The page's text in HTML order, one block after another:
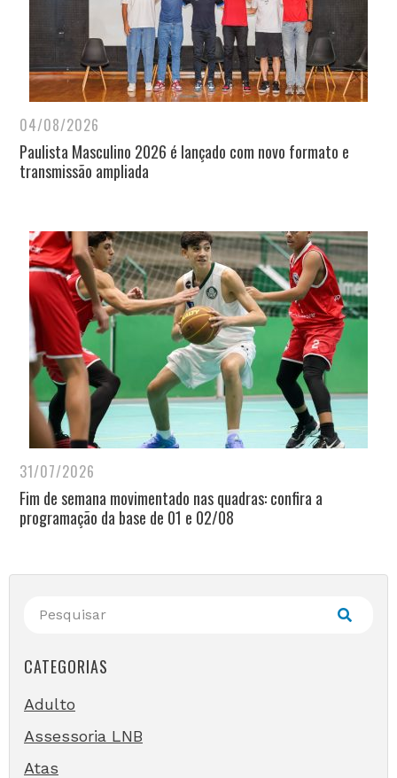
04/08/2026
Paulista Masculino 2026 é lançado com novo formato e
transmissão ampliada
31/07/2026
Fim de semana movimentado nas quadras: confira a
programação da base de 01 e 02/08
CATEGORIAS
Adulto
Assessoria LNB
Atas